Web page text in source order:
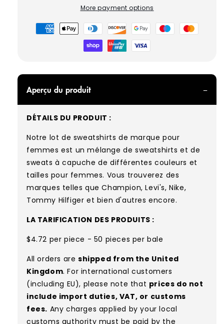
More payment options
Modes
de
Aperçu du produit
DÉTAILS DU PRODUIT :
Notre lot de sweatshirts de marque pour
femmes est un mélange de sweatshirts et de
sweats à capuche de différentes couleurs et
tailles pour femmes. Vous trouverez des
marques telles que Champion, Levi's, Nike,
Tommy Hilfiger et bien d'autres encore.
LA TARIFICATION DES PRODUITS :
$4.72 per piece - 50 pieces per bale
All orders are shipped from the United
Kingdom. For international customers
(including EU), please note that prices do not
include import duties, VAT, or customs
fees. Any charges applied by your local
customs authority must be paid by the